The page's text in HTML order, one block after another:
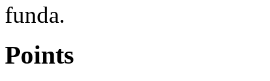
funda.
Points